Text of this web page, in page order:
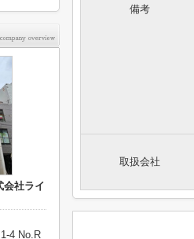
備考
取扱会社
社ライ
4 No.R